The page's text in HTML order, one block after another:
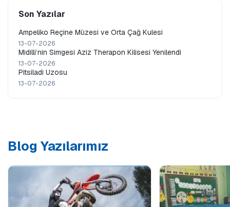
Son Yazılar
Ampeliko Reçine Müzesi ve Orta Çağ Kulesi
13-07-2026
Midilli’nin Simgesi Aziz Therapon Kilisesi Yenilendi
13-07-2026
Pitsiladi Uzosu
13-07-2026
Blog Yazılarımız